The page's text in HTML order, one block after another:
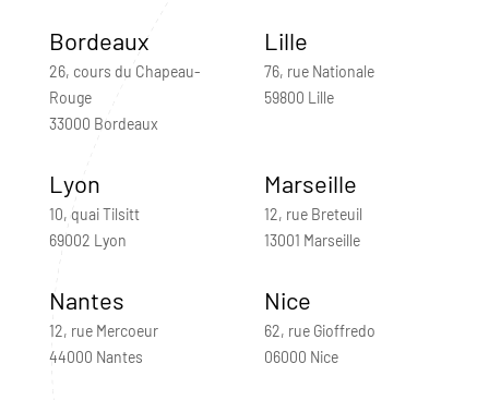
Bordeaux
26, cours du Chapeau-
Rouge
33000 Bordeaux
Lille
76, rue Nationale
59800 Lille
Lyon
10, quai Tilsitt
69002 Lyon
Marseille
12, rue Breteuil
13001 Marseille
Nantes
12, rue Mercoeur
44000 Nantes
Nice
62, rue Gioffredo
06000 Nice